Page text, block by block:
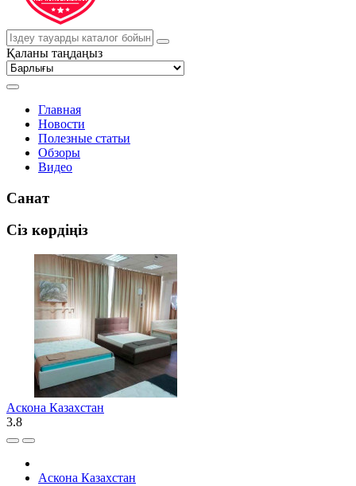
Қаланы таңдаңыз
Главная
Новости
Полезные статьи
Обзоры
Видео
Санат
Сіз көрдіңіз
Аскона Казахстан
3.8
Аскона Казахстан